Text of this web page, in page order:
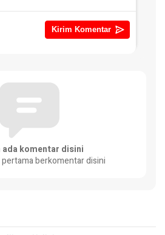
ada komentar disini
berkomentar disini